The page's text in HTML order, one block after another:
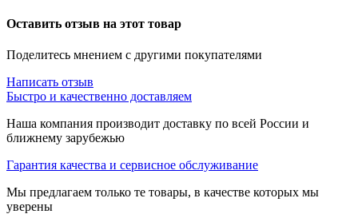
Оставить отзыв на этот товар
Поделитесь мнением с другими покупателями
Написать отзыв
Быстро и качественно доставляем
Наша компания производит доставку по всей России и
ближнему зарубежью
Гарантия качества и сервисное обслуживание
Мы предлагаем только те товары, в качестве которых мы
уверены